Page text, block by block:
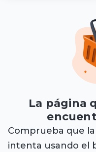
La página
Comprueba que
intenta usando el